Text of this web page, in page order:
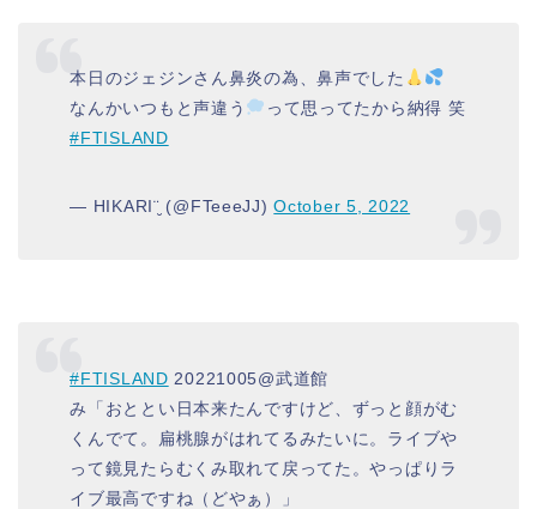
本日のジェジンさん鼻炎の為、鼻声でした
なんかいつもと声違う
って思ってたから納得 笑
#FTISLAND
— HIKARI¨̮ (@FTeeeJJ)October 5, 2022
#FTISLAND 20221005@武道館
み「おととい日本来たんですけど、ずっと顔がむ
くんでて。扁桃腺がはれてるみたいに。ライブや
って鏡見たらむくみ取れて戻ってた。やっぱりラ
イブ最高ですね（どやぁ）」